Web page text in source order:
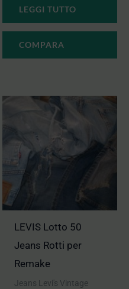
LEGGI TUTTO
COMPARA
LEVIS Lotto 50
Jeans Rotti per
Remake
Jeans Levi's Vintage